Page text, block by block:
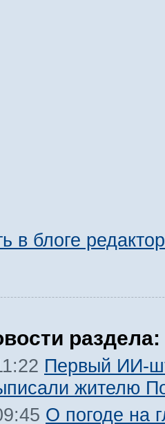
в блоге
раздела:
Первый ИИ-
жителю
О погоде на